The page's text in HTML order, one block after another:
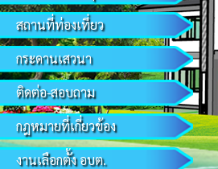
สถานที่ท่องเที่ยว
กระดานเสวนา
ติดต่อ-สอบถาม
กฎหมายที่เกี่ยวข้อง
งานเลือกตั้ง อบต.